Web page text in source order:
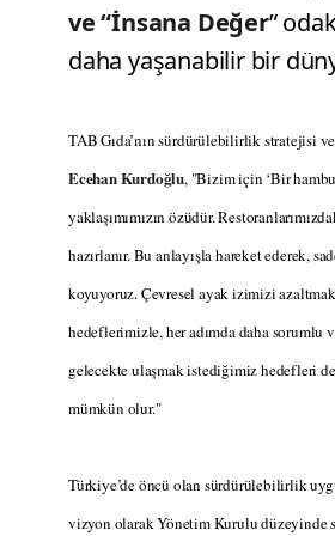
ve “İnsana Değer”
daha yaşanabilir bir
TAB Gıda’nın sürdürülebilirlik stratejisi
Ecehan Kurdoğlu, "Bizim için ‘Bir
yaklaşımımızın özüdür.
hazırlanır. Bu anlayışla hareket ederek,
koyuyoruz. Çevresel ayak izimizi
hedeflerimizle, her adımda daha sorumlu
gelecekte ulaşmak istediğimiz hedefleri
mümkün olur."
Türkiye’de öncü olan sürdürülebilirlik
vizyon olarak Yönetim Kurulu düzeyinde